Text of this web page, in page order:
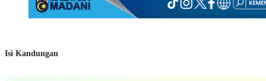
Isi Kandungan